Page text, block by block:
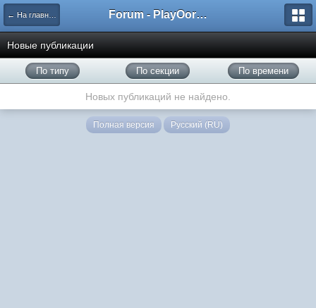
← На главную Forum - PlayOorbis.net
Новые публикации
По типу По секции По времени
Новых публикаций не найдено.
Полная версия Русский (RU)